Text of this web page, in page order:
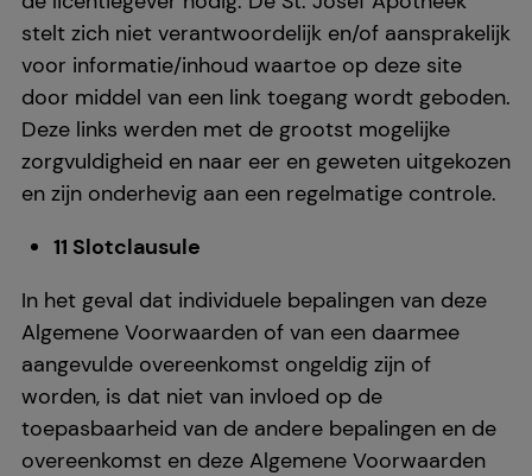
stelt zich niet verantwoordelijk en/of aansprakelijk
voor informatie/inhoud waartoe op deze site
door middel van een link toegang wordt geboden.
Deze links werden met de grootst mogelijke
zorgvuldigheid en naar eer en geweten uitgekozen
en zijn onderhevig aan een regelmatige controle.
11 Slotclausule
In het geval dat individuele bepalingen van deze
Algemene Voorwaarden of van een daarmee
aangevulde overeenkomst ongeldig zijn of
worden, is dat niet van invloed op de
toepasbaarheid van de andere bepalingen en de
overeenkomst en deze Algemene Voorwaarden